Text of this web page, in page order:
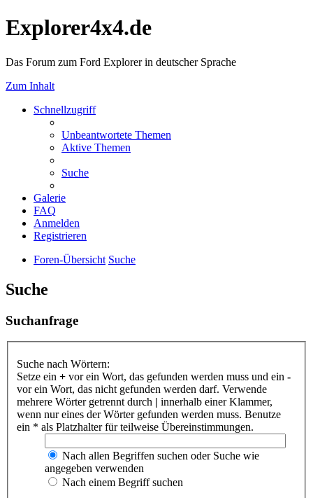
Explorer4x4.de
Das Forum zum Ford Explorer in deutscher Sprache
Zum Inhalt
Schnellzugriff
Unbeantwortete Themen
Aktive Themen
Suche
Galerie
FAQ
Anmelden
Registrieren
Foren-Übersicht Suche
Suche
Suchanfrage
Suche nach Wörtern:
Setze ein + vor ein Wort, das gefunden werden muss und ein -
vor ein Wort, das nicht gefunden werden darf. Verwende
mehrere Wörter getrennt durch | innerhalb einer Klammer,
wenn nur eines der Wörter gefunden werden muss. Benutze
ein * als Platzhalter für teilweise Übereinstimmungen.
Nach allen Begriffen suchen oder Suche wie
angegeben verwenden
Nach einem Begriff suchen